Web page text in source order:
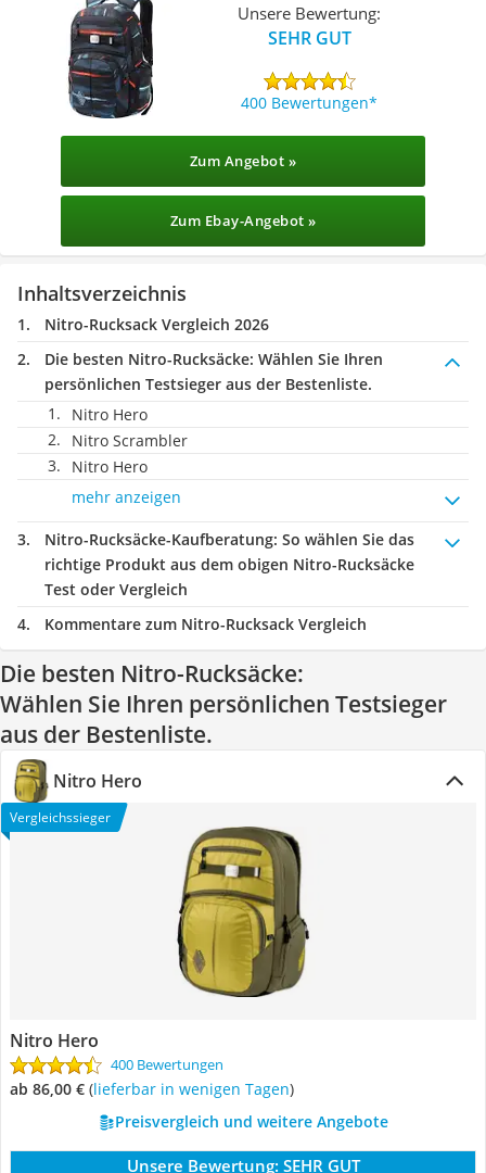
Unsere Bewertung:
SEHR GUT
400 Bewertungen
Zum Angebot »
Zum Ebay-Angebot »
Inhaltsverzeichnis
Nitro-Rucksack Vergleich 2026
Die besten Nitro-Rucksäcke: Wählen Sie Ihren
persönlichen Testsieger aus der Bestenliste.
Nitro Hero
Nitro Scrambler
Nitro Hero
mehr anzeigen
Nitro-Rucksäcke-Kaufberatung: So wählen Sie das
richtige Produkt aus dem obigen Nitro-Rucksäcke
Test oder Vergleich
Kommentare zum Nitro-Rucksack Vergleich
Die besten Nitro-Rucksäcke:
Wählen Sie Ihren persönlichen Testsieger
aus der Bestenliste.
Nitro Hero
Vergleichssieger
Nitro Hero
400 Bewertungen
ab 86,00 € ( Lieferbar in wenigen Tagen)
Preisvergleich und weitere Angebote
Unsere Bewertung: SEHR GUT